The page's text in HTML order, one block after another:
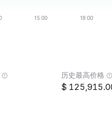
历史最高价格